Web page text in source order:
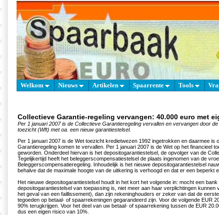
Welkom Nieuws Artikelen Spaarrente Tools
Collectieve Garantie-regeling vervangen: 40.000 euro met
Per 1 januari 2007 is de Collectieve Garantieregeling vervallen en vervangen door
toezicht (Wft) met oa. een nieuw garantiestelsel.
Per 1 januari 2007 is de Wet toezicht kredietwezen 1992 ingetrokken en daarmee is
Garantieregeling komen te vervallen. Per 1 januari 2007 is de Wet op het financieel
geworden. Onderdeel hiervan is het depositogarantiestelsel, de opvolger van de
Tegelijkertijd heeft het beleggerscompensatiestelsel de plaats ingenomen van de
Beleggerscompensatieregeling. Inhoudelijk is het nieuwe depositogarantiestelsel
behalve dat de maximale hoogte van de uitkering is verhoogd en dat er een beperkt
Het nieuwe depositogarantiestelsel houdt in het kort het volgende in: mocht een
depositogarantiestelsel van toepassing is, niet meer aan haar verplichtingen kunnen
het geval van een faillissement), dan zijn rekeninghouders er zeker van dat de
tegoeden op betaal- of spaarrekeningen gegarandeerd zijn. Voor de volgende EUR
90% terugkrijgen. Voor het deel van uw betaal- of spaarrekening tussen de EUR
dus een eigen risico van 10%.